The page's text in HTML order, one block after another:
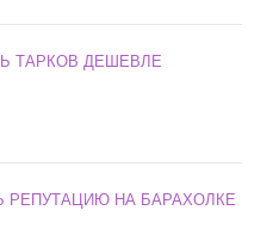
ТАРКОВ ДЕШЕВЛЕ
РЕПУТАЦИЮ НА БАРАХОЛКЕ